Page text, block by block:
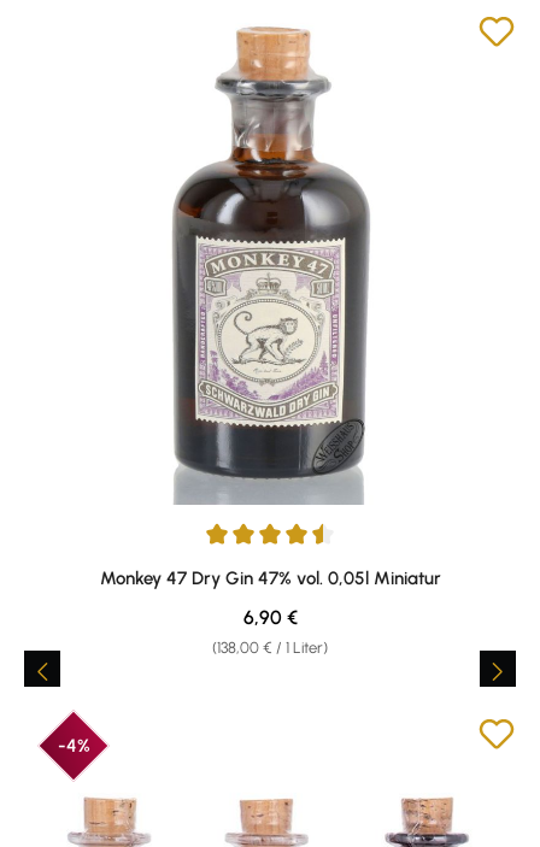
Durchschnittliche Bewertung von 4.61 von 5 Sternen
Monkey 47 Dry Gin 47% vol. 0,05l Miniatur
(138,00 € / 1 Liter)
Regulärer Preis:
6,90 €
-4%